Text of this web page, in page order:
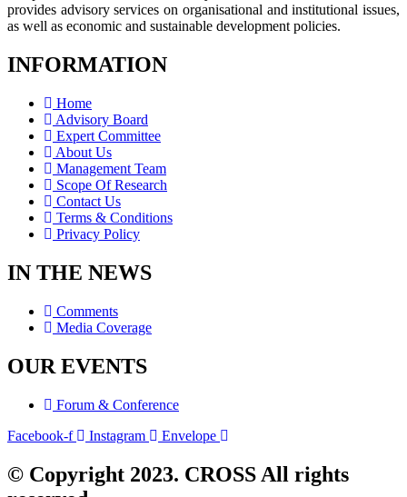
provides advisory services on organisational and institutional issues,
as well as economic and sustainable development policies.
INFORMATION
Home
Advisory Board
Expert Committee
About Us
Management Team
Scope Of Research
Contact Us
Terms & Conditions
Privacy Policy
IN THE NEWS
Comments
Media Coverage
OUR EVENTS
Forum & Conference
Facebook-f
Instagram Envelope
© Copyright 2023. CROSS All rights